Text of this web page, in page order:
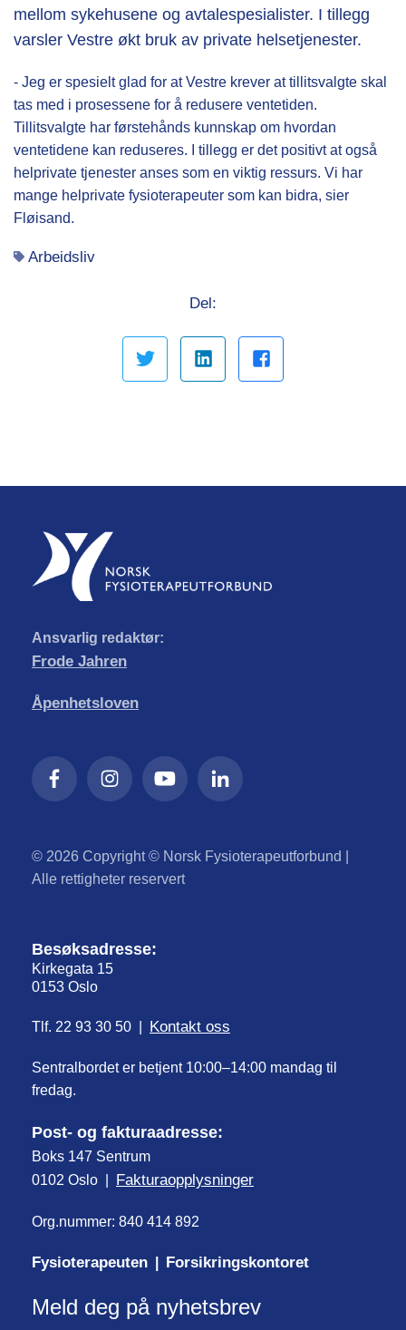
mellom sykehusene og avtalespesialister. I tillegg
varsler Vestre økt bruk av private helsetjenester.
- Jeg er spesielt glad for at Vestre krever at tillitsvalgte skal
tas med i prosessene for å redusere ventetiden.
Tillitsvalgte har førstehånds kunnskap om hvordan
ventetidene kan reduseres. I tillegg er det positivt at også
helprivate tjenester anses som en viktig ressurs. Vi har
mange helprivate fysioterapeuter som kan bidra, sier
Fløisand.
Arbeidsliv
Del:
Ansvarlig redaktør:
Frode Jahren
Åpenhetsloven
© 2026 Copyright © Norsk Fysioterapeutforbund |
Alle rettigheter reservert
Besøksadresse:
Kirkegata 15
0153 Oslo
Tlf. 22 93 30 50 | Kontakt oss
Sentralbordet er betjent 10:00–14:00 mandag til
fredag.
Post- og fakturaadresse:
Boks 147 Sentrum
0102 Oslo | Fakturaopplysninger
Org.nummer: 840 414 892
Fysioterapeuten Forsikringskontoret
Meld deg på nyhetsbrev